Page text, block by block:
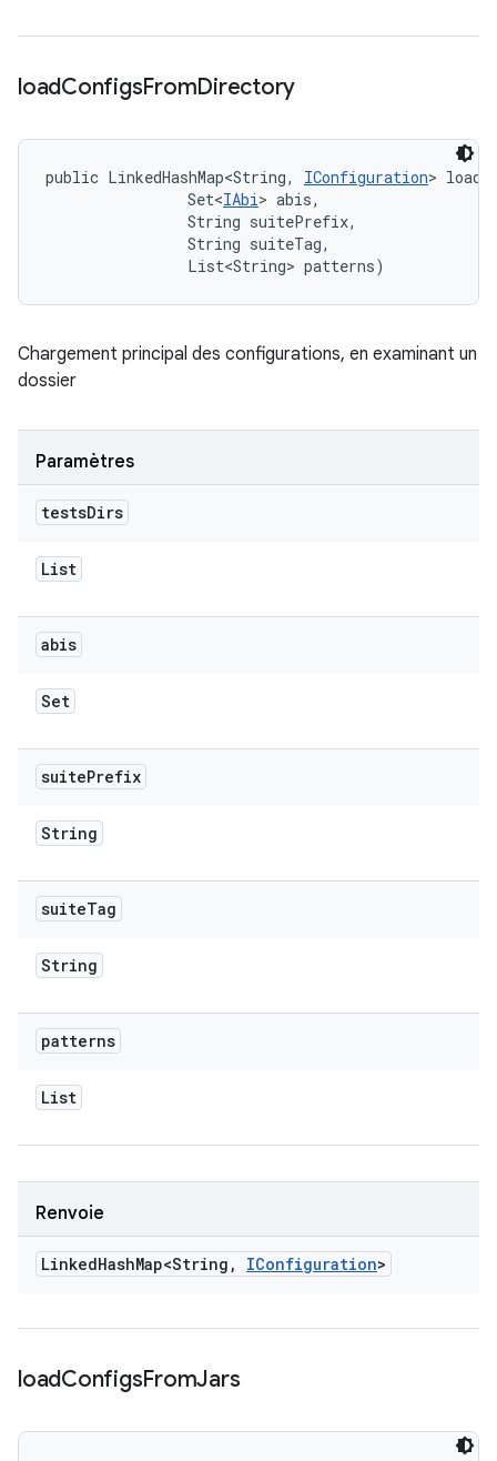
loadConfigsFromDirectory
public LinkedHashMap<String, IConfiguration>
                Set<
IAbi> abis,
                String suitePrefix,
                String suiteTag,
                List<String> patterns)
Chargement principal des configurations, en examinant un
dossier
Paramètres
testsDirs
List
abis
Set
suitePrefix
String
suiteTag
String
patterns
List
Renvoie
LinkedHashMap<String , IConfiguration>
loadConfigsFromJars